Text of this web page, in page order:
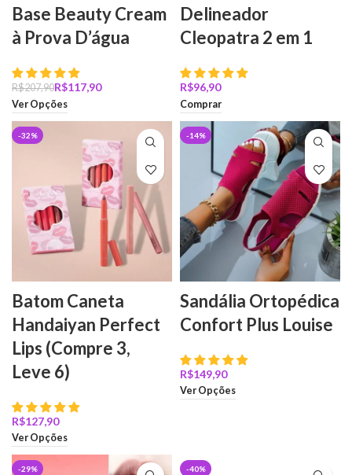
Base Beauty Cream
à Prova D’água
R$207,90R$117,90
Ver Opções
Delineador
Cleopatra 2 em 1
R$
Comprar
-32%
Batom Caneta
Handaiyan Perfect
Lips (Compre 3,
Leve 6)
R$
Ver Opções
-14%
Sandália Ortopédica
Confort Plus Louise
R$
Ver Opções
-29% -40%